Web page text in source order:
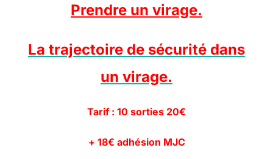
Prendre un virage.
La trajectoire de sécurité dans
un virage.
Tarif : 10 sorties 20€
+ 18€ adhésion MJC